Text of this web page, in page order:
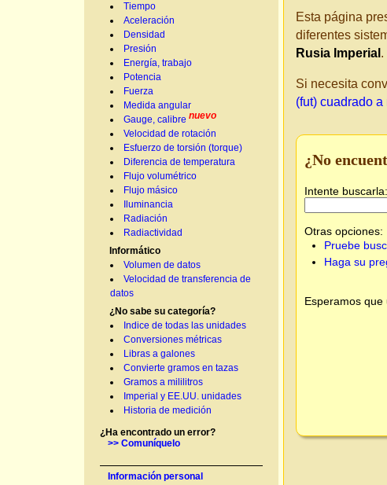
Tiempo
Aceleración
Densidad
Presión
Energía, trabajo
Potencia
Fuerza
Medida angular
Gauge, calibre nuevo
Velocidad de rotación
Esfuerzo de torsión (torque)
Diferencia de temperatura
Flujo volumétrico
Flujo másico
Iluminancia
Radiación
Radiactividad
Informático
Volumen de datos
Velocidad de transferencia de
datos
¿No sabe su categoría?
Indice de todas las unidades
Conversiones métricas
Libras a galones
Convierte gramos en tazas
Gramos a mililitros
Imperial y EE.UU. unidades
Historia de medición
¿Ha encontrado un error?
>> Comuníquelo
Información personal
Esta página
diferentes
Rusia Imperial .
Si necesita
(fut) cuadrado
¿No
Intente buscarla:
Otras opciones:
Pruebe
Haga su
Esperamos